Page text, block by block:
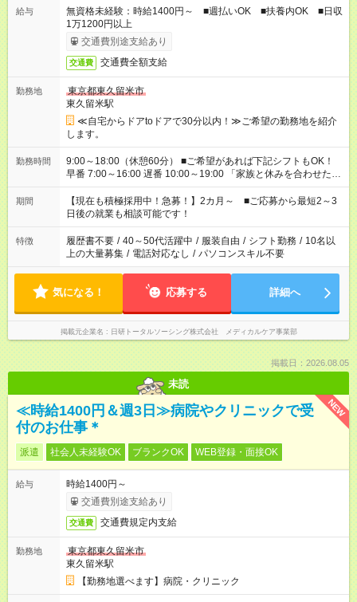
給与
無資格未経験：時給1400円～ ■週払いOK ■扶養内OK ■日収
1万1200円以上
交通費別途支給あり
交通費 交通費全額支給
勤務地
東京都東久留米市
東久留米駅
≪自宅からドアtoドアで30分以内！≫ご希望の勤務地を紹介
します。
勤務時間
9:00～18:00（休憩60分） ■ご希望があれば下記シフトもOK！
早番 7:00～16:00 遅番 10:00～19:00 「家族と休みを合わせた
い」 「余裕を持って夕飯の準備がしたい」 「できれば残業はし
たくない」 など、ご希望を教えてくださいね。 ※Wワーク希望
の方へ 今ご覧のお仕事で希望する勤務時間と、もう1つのお仕事
の勤務時間。 合計で週40時間を超える場合は応募できません。
期間
【現在も積極採用中！急募！】2カ月～ ■ご応募から最短2～3
日後の就業も相談可能です！
特徴 履歴書不要 / 40～50代活躍中 / 服装自由 / シフト勤務 / 10名以
上の大量募集 / 電話対応なし / パソコンスキル不要
気になる！ 応募する 詳細へ
掲載元企業名 日研トータルソーシング株式会社 メディカルケア事業部
掲載日：2026.08.05
未読
NEW
≪時給1400円＆週3日≫病院やクリニックで受
付のお仕事＊
派遣 社会人未経験OK ブランクOK WEB登録・面接OK
給与
時給1400円～
交通費別途支給あり
交通費 交通費規定内支給
勤務地
東京都東久留米市
東久留米駅
【勤務地選べます】病院・クリニック